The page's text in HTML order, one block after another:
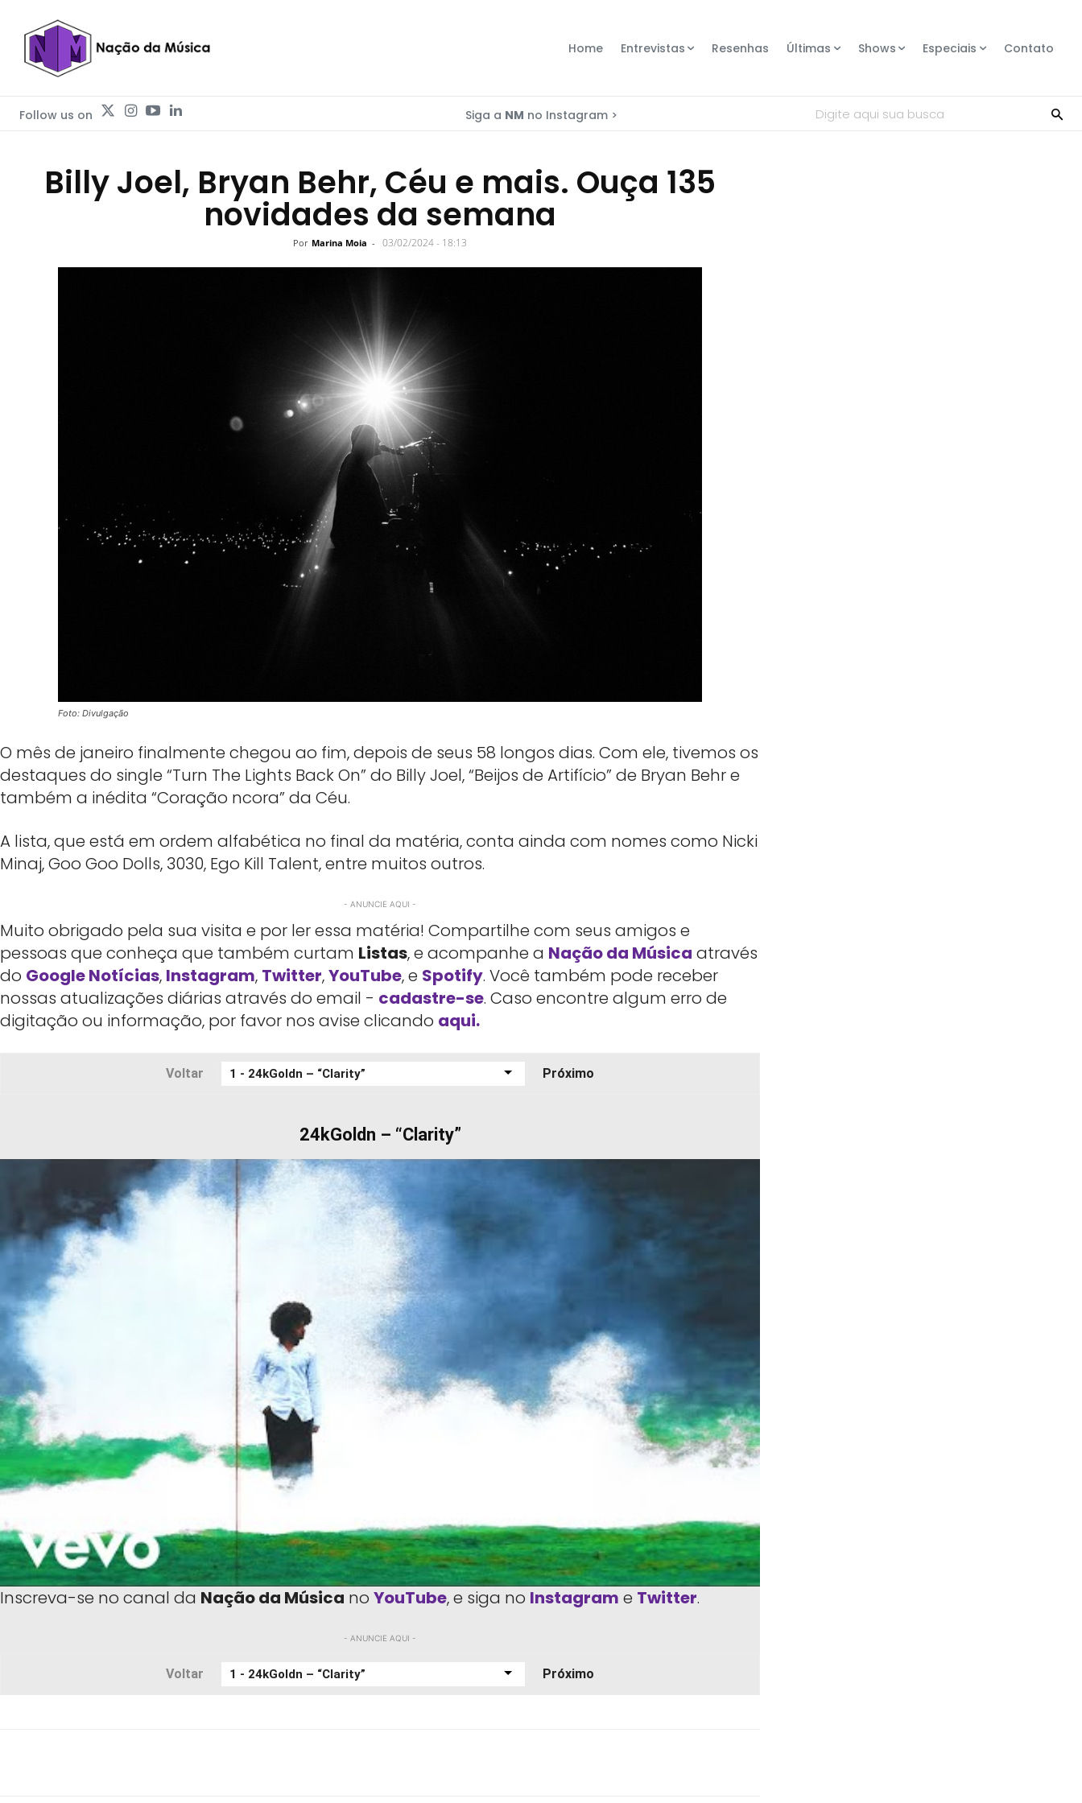
Home Entrevistas Resenhas Últimas Shows Especiais Contato
Follow us on Siga a NM no Instagram > Digite aqui sua busca
Billy Joel, Bryan Behr, Céu e mais. Ouça 135
novidades da semana
Por Marina Moia - 03/02/2024 - 18:13
Foto: Divulgação
O mês de janeiro finalmente chegou ao fim, depois de seus 58 longos dias. Com ele, tivemos os
destaques do single “Turn The Lights Back On” do Billy Joel, “Beijos de Artifício” de Bryan Behr e
também a inédita “Coração ncora” da Céu.
A lista, que está em ordem alfabética no final da matéria, conta ainda com nomes como Nicki
Minaj, Goo Goo Dolls, 3030, Ego Kill Talent, entre muitos outros.
- ANUNCIE AQUI -
Muito obrigado pela sua visita e por ler essa matéria! Compartilhe com seus amigos e
pessoas que conheça que também curtam Listas, e acompanhe a Nação da Música através
do Google Notícias, Instagram, Twitter,YouTube, e Spotify. Você também pode receber
nossas atualizações diárias através do email - cadastre-se. Caso encontre algum erro de
digitação ou informação, por favor nos avise clicando aqui.
Voltar Próximo
24kGoldn – “Clarity”
Inscreva-se no canal da Nação da Música no YouTube, e siga no Instagram e Twitter.
- ANUNCIE AQUI -
Voltar Próximo